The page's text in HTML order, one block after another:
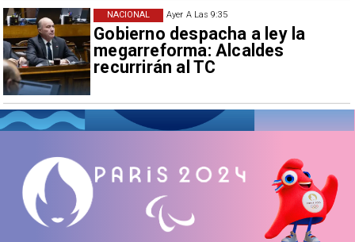
Ayer A Las 9:35
Gobierno despacha a ley la
megarreforma: Alcaldes
recurrirán al TC
NACIONAL